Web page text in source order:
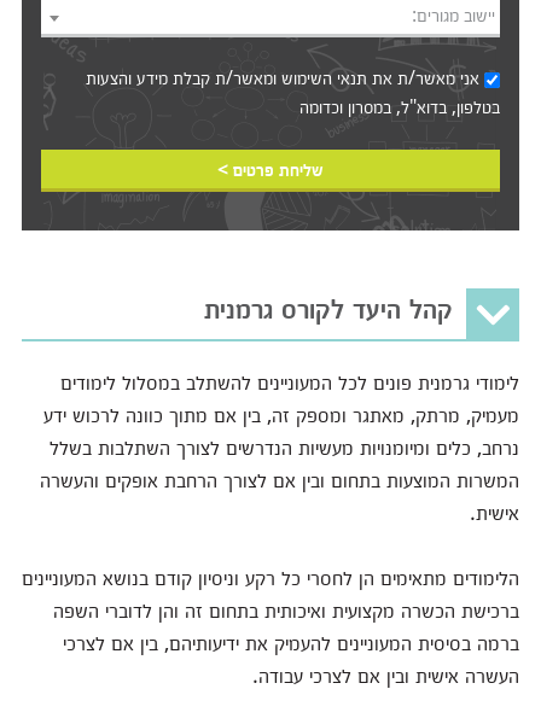
יישוב מגורים:
אני מאשר/ת אתתנאי השימושומאשר/ת קבלת מידע והצעות
בטלפון, בדוא"ל, במסרון וכדומה‎‎
שליחת פרטים >
קהל היעד לקורס גרמנית
לימודי גרמנית פונים לכל המעוניינים להשתלב במסלול לימודים
מעמיק, מרתק, מאתגר ומספק זה, בין אם מתוך כוונה לרכוש ידע
נרחב, כלים ומיומנויות מעשיות הנדרשים לצורך השתלבות בשלל
המשרות המוצעות בתחום ובין אם לצורך הרחבת אופקים והעשרה
אישית.
הלימודים מתאימים הן לחסרי כל רקע וניסיון קודם בנושא המעוניינים
ברכישת הכשרה מקצועית ואיכותית בתחום זה והן לדוברי השפה
ברמה בסיסית המעוניינים להעמיק את ידיעותיהם, בין אם לצרכי
העשרה אישית ובין אם לצרכי עבודה.